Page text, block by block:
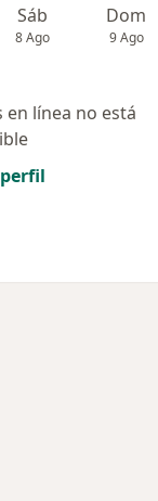
Sáb
8 Ago
Dom
9 Ago
en línea no está